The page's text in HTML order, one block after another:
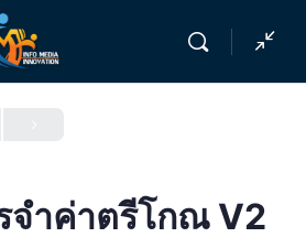
จำค่าตรีโกณ V2